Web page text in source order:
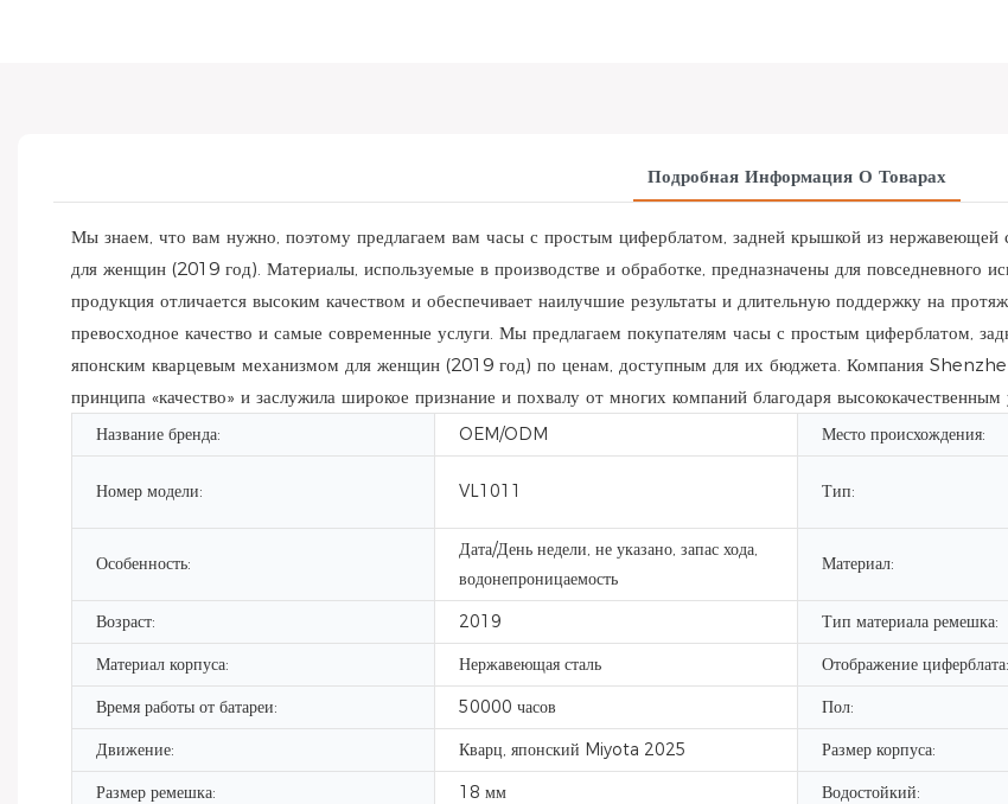
Подробная Информация О Товарах
Мы знаем, что вам нужно, поэтому предлагаем вам часы с простым циферблатом, задней крышкой из
для женщин (2019 год). Материалы, используемые в производстве и обработке, предназначены для повседневного
продукция отличается высоким качеством и обеспечивает наилучшие результаты и длительную поддержку на
превосходное качество и самые современные услуги. Мы предлагаем покупателям часы с простым циферблатом,
японским кварцевым механизмом для женщин (2019 год) по ценам, доступным для их бюджета. Компания
принципа «качество» и заслужила широкое признание и похвалу от многих компаний благодаря высококачественным
Название бренда: OEM/ODM Место происхождения:
Номер модели: VL1011 Тип:
Особенность:
Дата/День недели, не указано, запас хода,
водонепроницаемость
Материал:
Возраст: 2019 Тип материала ремешка:
Материал корпуса:
Нержавеющая сталь Отображение циферблата:
Время работы от батареи:
50000 часов Пол:
Движение:
Кварц, японский Miyota 2025 Размер корпуса:
Размер ремешка:
18 мм Водостойкий: